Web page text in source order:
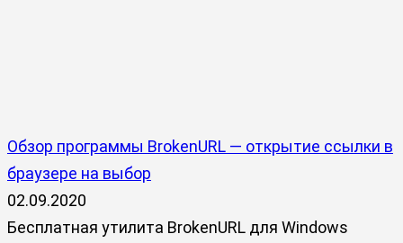
Обзор программы BrokenURL — открытие ссылки в
браузере на выбор
02.09.2020
Бесплатная утилита BrokenURL для Windows